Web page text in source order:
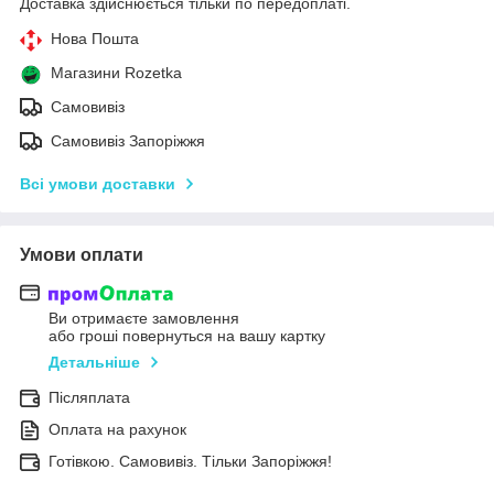
Нова Пошта
Магазини Rozetka
Самовивіз
Самовивіз Запоріжжя
Всі умови доставки
Умови оплати
Ви отримаєте замовлення
або гроші повернуться на вашу картку
Детальніше
Післяплата
Оплата на рахунок
Готівкою. Самовивіз. Тільки Запоріжжя!